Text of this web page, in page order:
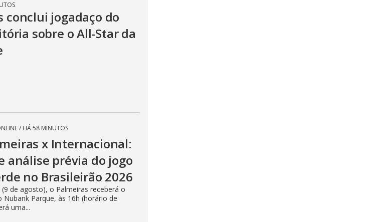
conclui jogadaço do
sobre o All-Star da
/ HÁ 58 MINUTOS
x Internacional:
análise prévia do jogo
no Brasileirão 2026
de agosto), o Palmeiras receberá o
Nubank Parque, às 16h (horário de
uma...